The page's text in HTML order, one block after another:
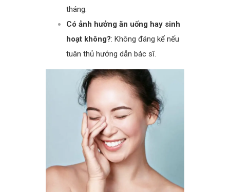
tháng.
Có ảnh hưởng ăn uống hay sinh
hoạt không?: Không đáng kể nếu
tuân thủ hướng dẫn bác sĩ.